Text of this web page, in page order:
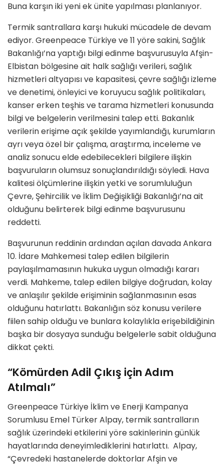
Buna karşın iki yeni ek ünite yapılması planlanıyor.
Termik santrallara karşı hukuki mücadele de devam
ediyor. Greenpeace Türkiye ve 11 yöre sakini, Sağlık
Bakanlığı’na yaptığı bilgi edinme başvurusuyla Afşin-
Elbistan bölgesine ait halk sağlığı verileri, sağlık
hizmetleri altyapısı ve kapasitesi, çevre sağlığı izleme
ve denetimi, önleyici ve koruyucu sağlık politikaları,
kanser erken teşhis ve tarama hizmetleri konusunda
bilgi ve belgelerin verilmesini talep etti. Bakanlık
verilerin erişime açık şekilde yayımlandığı, kurumların
ayrı veya özel bir çalışma, araştırma, inceleme ve
analiz sonucu elde edebilecekleri bilgilere ilişkin
başvuruların olumsuz sonuçlandırıldığı söyledi. Hava
kalitesi ölçümlerine ilişkin yetki ve sorumluluğun
Çevre, Şehircilik ve İklim Değişikliği Bakanlığı’na ait
olduğunu belirterek bilgi edinme başvurusunu
reddetti.
Başvurunun reddinin ardından açılan davada Ankara
10. İdare Mahkemesi talep edilen bilgilerin
paylaşılmamasının hukuka uygun olmadığı kararı
verdi. Mahkeme, talep edilen bilgiye doğrudan, kolay
ve anlaşılır şekilde erişiminin sağlanmasının esas
olduğunu hatırlattı. Bakanlığın söz konusu verilere
fiilen sahip olduğu ve bunlara kolaylıkla erişebildiğinin
başka bir dosyaya sunduğu belgelerle sabit olduğuna
dikkat çekti.
“Kömürden Adil Çıkış için Adım
Atılmalı”
Greenpeace Türkiye İklim ve Enerji Kampanya
Sorumlusu Emel Türker Alpay, termik santralların
sağlık üzerindeki etkilerini yöre sakinlerinin günlük
hayatlarında deneyimlediklerini hatırlattı. Alpay,
“Çevredeki hastanelerde doktorlar Afşin ve